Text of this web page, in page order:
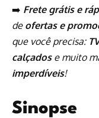
➡️ Frete grátis e
de ofertas e
que você precisa:
calçadose muito
imperdíveis!
Sinopse